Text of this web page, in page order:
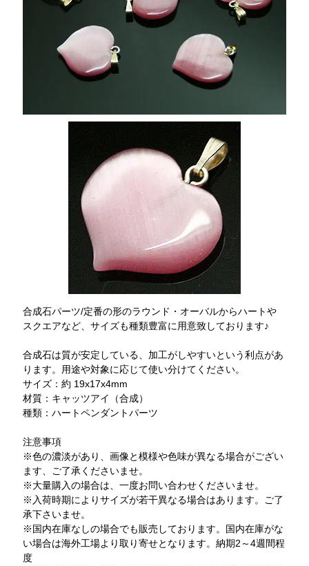
合成石パーツ/定番の形のラウンド・オーバルからハートや
スクエアなど、サイズも種類豊富に用意致しております♪
合成石は質が安定している、加工がしやすいという利点があ
ります。用途や対象に応じて使い分けてください。
サイズ：約 19x17x4mm
材質：キャッツアイ（合成）
種類：ハートペンダントパーツ
注意事項
※色の濃淡があり、画像と模様や色味が異なる場合がござい
ます、ご了承くださいませ。
※大量購入の場合は、一度お問い合わせくださいませ。
※入荷時期によりサイズが若干異なる場合はあります。ご了
承下さいませ。
※国内在庫なしの場合でも販売しております。国内在庫がな
い場合は海外工場より取り寄せとなります。納期2～4週間程
度